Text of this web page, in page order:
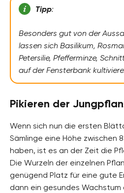
Tipp:
Besonders gut von der
lassen sich Basilikum,
Petersilie, Pfefferminze,
auf der Fensterbank
Pikieren der
Wenn sich nun die ersten
Sämlinge eine Höhe zwischen
haben, ist es an der Zeit die
Die Wurzeln der einzelnen
genügend Platz für eine gute
dann ein gesundes Wachstum